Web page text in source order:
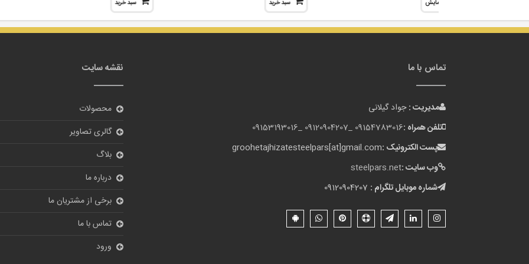
نمایش سبد خرید سبد خرید
تماس با ما
مدیریت :جواد گیلانی
تلفن همراه :09154783016 _
09120904207 _
09153193016
پست الکترونیک :groohetajhizatesteelpars[at]gmail.com
وب سایت :steelpars.net
شماره موبایل تلگرام :
نقشه سایت
محصولات
گالری تصاویر
بلاگ
درباره ما
برخی از مشتریان ما
تماس با ما
ورود